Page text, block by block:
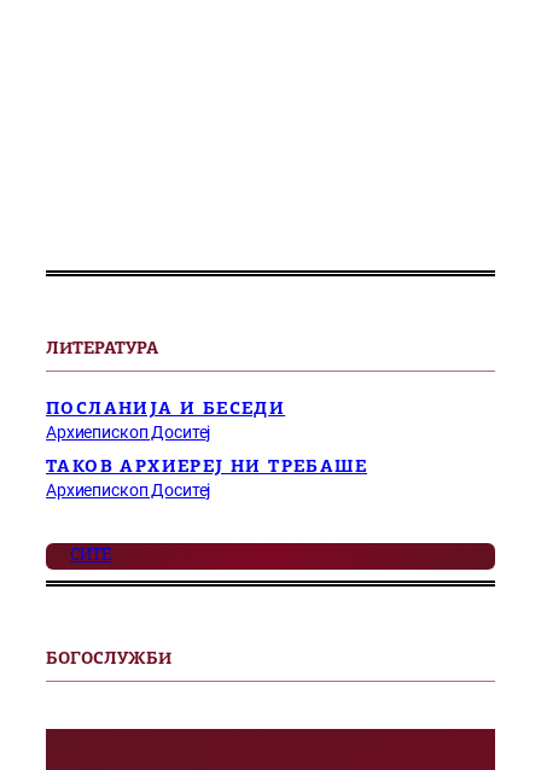
ЛИТЕРАТУРА
ПОСЛАНИЈА И БЕСЕДИ
Архиепископ Доситеј
ТАКОВ АРХИЕРЕЈ НИ ТРЕБАШЕ
Архиепископ Доситеј
СИТЕ
БОГОСЛУЖБИ